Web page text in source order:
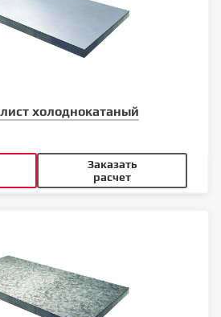
холоднокатаный
Заказать
расчет